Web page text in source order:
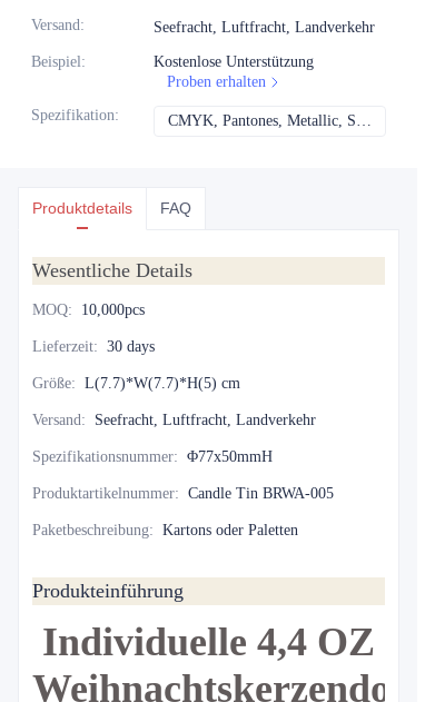
Versand: Seefracht, Luftfracht, Landverkehr
Beispiel:
Kostenlose Unterstützung
Proben erhalten
Spezifikation: CMYK, Pantones, Metallic, Sonderfarbe usw.
Produktdetails FAQ
Wesentliche Details
MOQ: 10,000pcs
Lieferzeit: 30 days
Größe: L(7.7)*W(7.7)*H(5) cm
Versand: Seefracht, Luftfracht, Landverkehr
Spezifikationsnummer: Φ77x50mmH
Produktartikelnummer: Candle Tin BRWA-005
Paketbeschreibung: Kartons oder Paletten
Produkteinführung
Individuelle 4,4 OZ
Weihnachtskerzendose